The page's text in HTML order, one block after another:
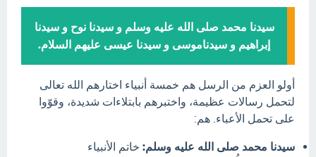
سيدنا محمد صلى الله عليه وسلم و سيدنا نوح و سيدنا
إبراهيم و سيدناموسى و سيدنا عيسى عليهم السلام.
أولو العزم من الرسل هم خمسة أنبياء اختارهم الله تعالى
لتحمل رسالات عظيمة، واختبرهم بابتلاءات شديدة، وقوّوا
على تحمل الأعباء. هم:
سيدنا محمد صلى الله عليه وسلم: خاتم الأنبياء